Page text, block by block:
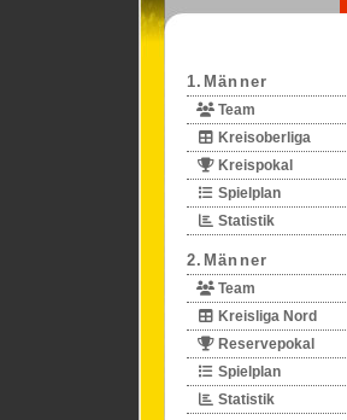
1.Männer
Team
Kreisoberliga
Kreispokal
Spielplan
Statistik
2.Männer
Team
Kreisliga Nord
Reservepokal
Spielplan
Statistik